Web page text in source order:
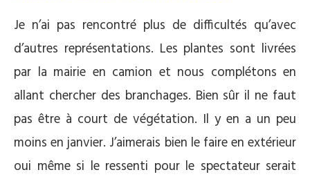
Je n’ai pas rencontré plus de difficultés qu’avec
d’autres représentations. Les plantes sont livrées
par la mairie en camion et nous complétons en
allant chercher des branchages. Bien sûr il ne faut
pas être à court de végétation. Il y en a un peu
moins en janvier. J’aimerais bien le faire en extérieur
oui même si le ressenti pour le spectateur serait